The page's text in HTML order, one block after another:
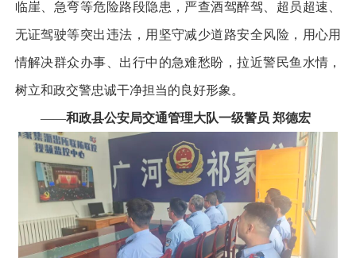
临崖、急弯等危险路段隐患，严查酒驾醉驾、超员超速、
无证驾驶等突出违法，用坚守减少道路安全风险，用心用
情解决群众办事、出行中的急难愁盼，拉近警民鱼水情，
树立和政交警忠诚干净担当的良好形象。
——和政县公安局交通管理大队一级警员 郑德宏